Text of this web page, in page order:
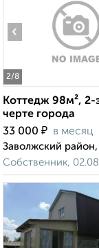
2/8
‹
Коттедж 98м²,
черте города
33 000 ₽ в месяц
Заволжский
Собственник,